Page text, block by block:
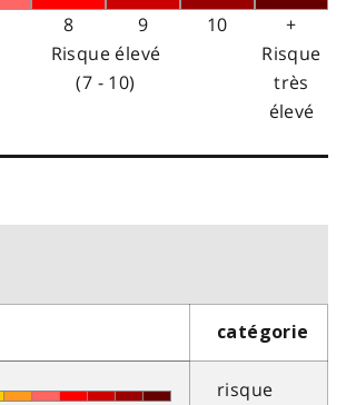
8 9 10
+
Risque élevé
(7 - 10)
Risque
très
élevé
catégorie
risque